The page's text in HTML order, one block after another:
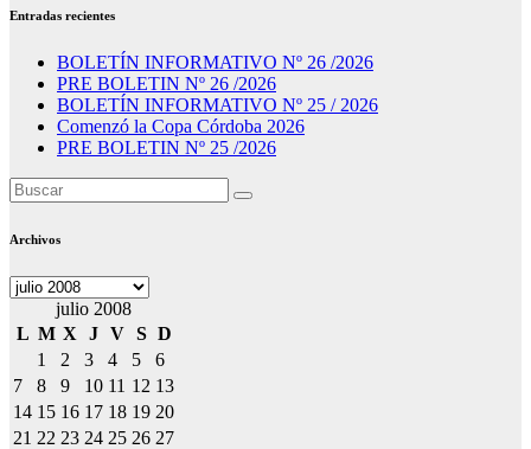
Entradas recientes
BOLETÍN INFORMATIVO Nº 26 /2026
PRE BOLETIN Nº 26 /2026
BOLETÍN INFORMATIVO Nº 25 / 2026
Comenzó la Copa Córdoba 2026
PRE BOLETIN Nº 25 /2026
Archivos
Archivos
julio 2008
L M X J V S D
1
2 3 4 5
6
7
8 9 10 11 12 13
14 15 16 17 18 19 20
21 22 23 24 25 26 27